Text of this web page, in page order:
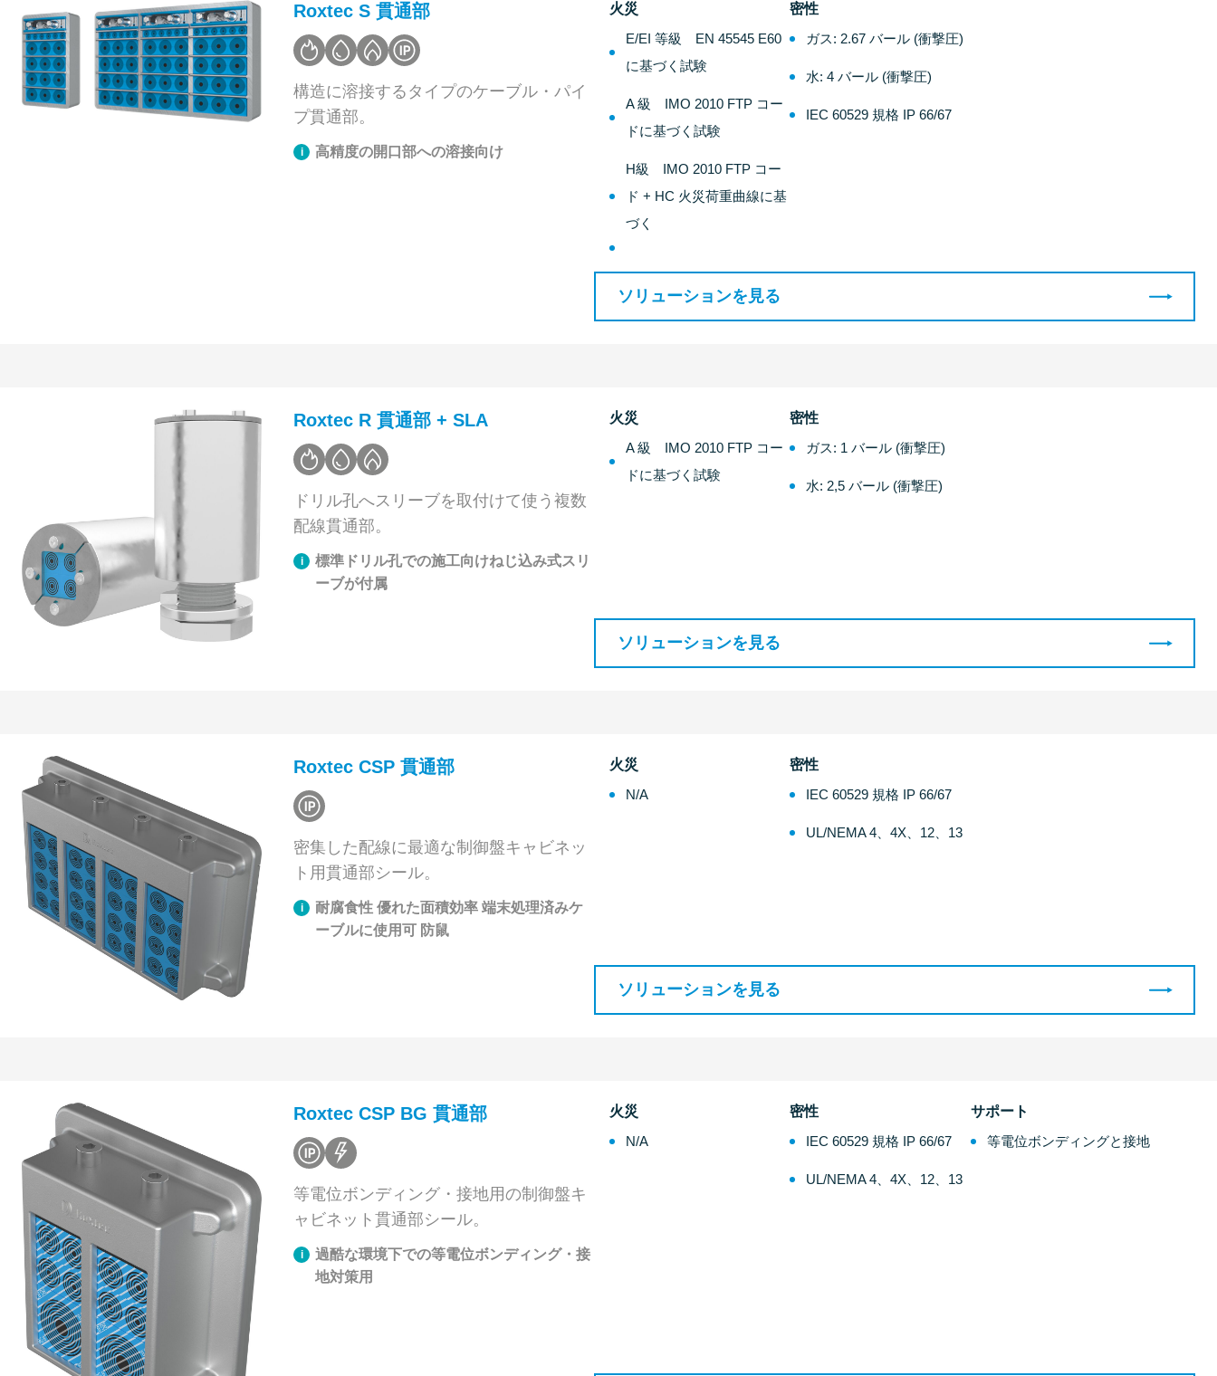
Roxtec S 貫通部
構造に溶接するタイプのケーブル・パイ
プ貫通部。
高精度の開口部への溶接向け
火災
E/EI 等級 EN 45545 E60
に基づく試験
A 級 IMO 2010 FTP コー
ドに基づく試験
H級 IMO 2010 FTP コー
ド + HC 火災荷重曲線に基
づく
密性
ガス: 2.67 バール (衝撃圧)
水: 4 バール (衝撃圧)
IEC 60529 規格 IP 66/67
ソリューションを見る
Roxtec R 貫通部 + SLA
ドリル孔へスリーブを取付けて使う複数
配線貫通部。
標準ドリル孔での施工向けねじ込み式スリ
ーブが付属
火災
A 級 IMO 2010 FTP コー
ドに基づく試験
密性
ガス: 1 バール (衝撃圧)
水: 2,5 バール (衝撃圧)
ソリューションを見る
Roxtec CSP 貫通部
密集した配線に最適な制御盤キャビネッ
ト用貫通部シール。
耐腐食性 優れた面積効率 端末処理済みケ
ーブルに使用可 防鼠
火災
N/A
密性
IEC 60529 規格 IP 66/67
UL/NEMA 4、4X、12、13
ソリューションを見る
Roxtec CSP BG 貫通部
等電位ボンディング・接地用の制御盤キ
ャビネット貫通部シール。
過酷な環境下での等電位ボンディング・接
地対策用
火災
N/A
密性
IEC 60529 規格 IP 66/67
UL/NEMA 4、4X、12、13
サポート
等電位ボンディングと接地